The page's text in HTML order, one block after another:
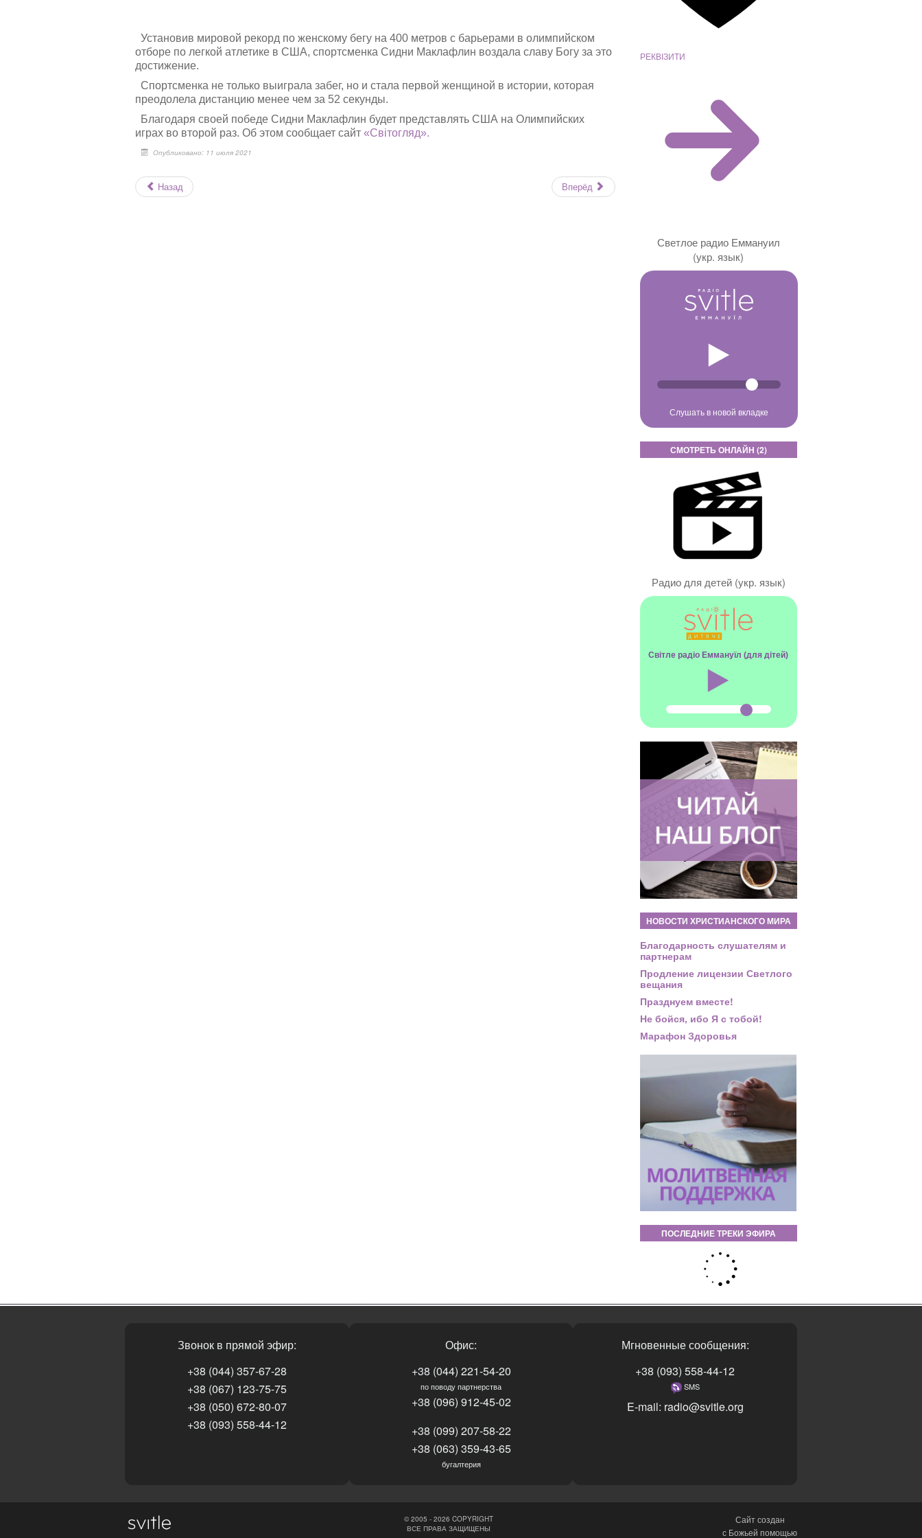
Установив мировой рекорд по женскому бегу на 400 метров с барьерами в олимпийском
отборе по легкой атлетике в США, спортсменка Сидни Маклафлин воздала славу Богу за это
достижение.
Спортсменка не только выиграла забег, но и стала первой женщиной в истории, которая
преодолела дистанцию менее чем за 52 секунды.
Благодаря своей победе Сидни Маклафлин будет представлять США на Олимпийских
играх во второй раз. Об этом сообщает сайт «Світогляд».
Опубликовано: 11 июля 2021
Назад Вперёд
РЕКВІЗИТИ
Светлое радио Еммануил
(укр. язык)
Слушать в новой вкладке
СМОТРЕТЬ ОНЛАЙН (2)
Радио для детей (укр. язык)
Світле радіо Еммануїл (для дітей)
НОВОСТИ ХРИСТИАНСКОГО МИРА
Благодарность слушателям и
партнерам
Продление лицензии Светлого
вещания
Празднуем вместе!
Не бойся, ибо Я с тобой!
Марафон Здоровья
ПОСЛЕДНИЕ ТРЕКИ ЭФИРА
Звонок в прямой эфир:
+38 (044) 357-67-28
+38 (067) 123-75-75
+38 (050) 672-80-07
+38 (093) 558-44-12
Офис:
+38 (044) 221-54-20
по поводу партнерства
+38 (096) 912-45-02
+38 (099) 207-58-22
+38 (063) 359-43-65
бугалтерия
Мгновенные сообщения:
+38 (093) 558-44-12
SMS
E-mail: radio@svitle.org
Сайт создан
с Божьей помощью
© 2005 - 2026 COPYRIGHT
ВСЕ ПРАВА ЗАЩИЩЕНЫ